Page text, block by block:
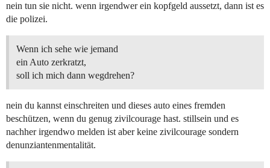
nein tun sie nicht. wenn irgendwer ein kopfgeld aussetzt, dann ist es
die polizei.
Wenn ich sehe wie jemand
ein Auto zerkratzt,
soll ich mich dann wegdrehen?
nein du kannst einschreiten und dieses auto eines fremden
beschützen, wenn du genug zivilcourage hast. stillsein und es
nachher irgendwo melden ist aber keine zivilcourage sondern
denunziantenmentalität.